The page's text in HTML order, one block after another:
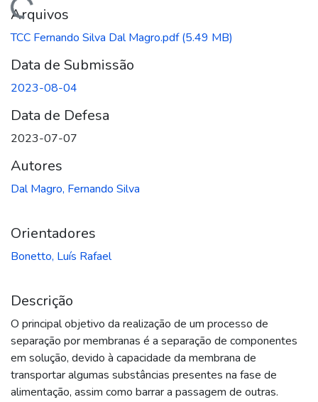
Arquivos
TCC Fernando Silva Dal Magro.pdf(5.49 MB)
Data de Submissão
2023-08-04
Data de Defesa
2023-07-07
Autores
Dal Magro, Fernando Silva
Orientadores
Bonetto, Luís Rafael
Descrição
O principal objetivo da realização de um processo de
separação por membranas é a separação de componentes
em solução, devido à capacidade da membrana de
transportar algumas substâncias presentes na fase de
alimentação, assim como barrar a passagem de outras.